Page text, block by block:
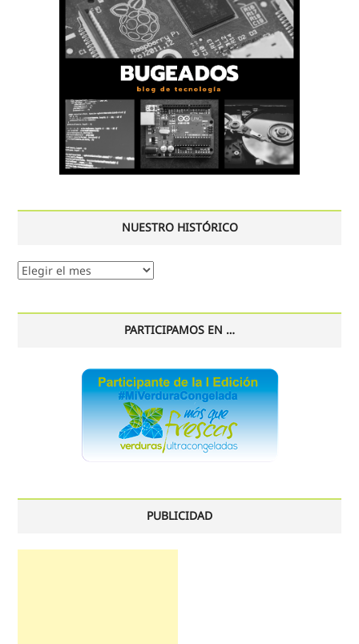
NUESTRO HISTÓRICO
Nuestro
PARTICIPAMOS EN …
PUBLICIDAD